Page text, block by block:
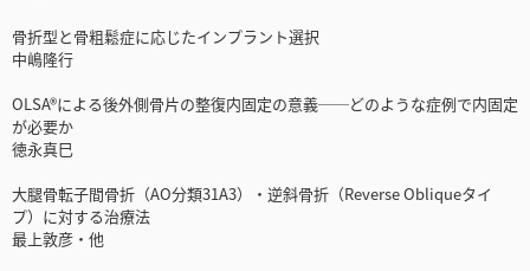
骨折型と骨粗鬆症に応じたインプラント選択
中嶋隆行
OLSA®による後外側骨片の整復内固定の意義──どのような症例で内固定
が必要か
徳永真巳
大腿骨転子間骨折（AO分類31A3）・逆斜骨折（Reverse Obliqueタイ
プ）に対する治療法
最上敦彦・他